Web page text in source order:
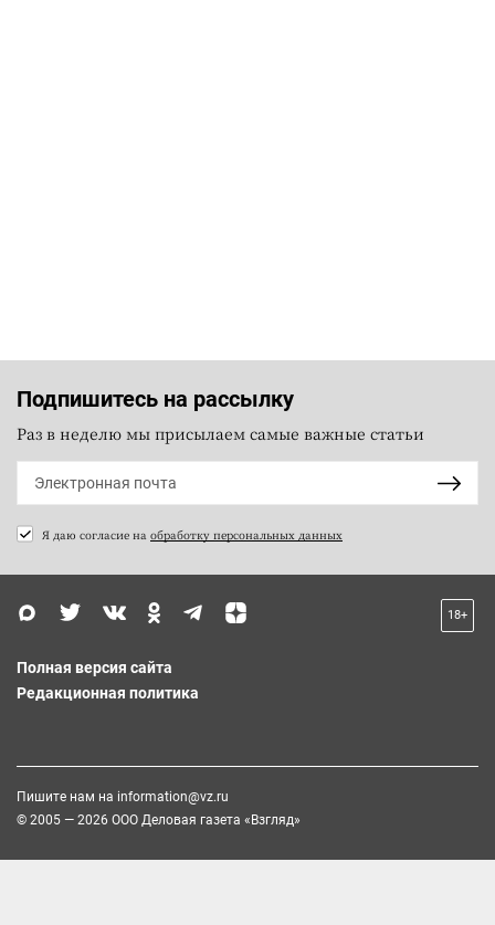
Подпишитесь на рассылку
Раз в неделю мы присылаем самые важные статьи
Я даю согласие на обработку персональных данных
18+
Полная версия сайта
Редакционная политика
Пишите нам на information@vz.ru
© 2005 — 2026 ООО Деловая газета «Взгляд»